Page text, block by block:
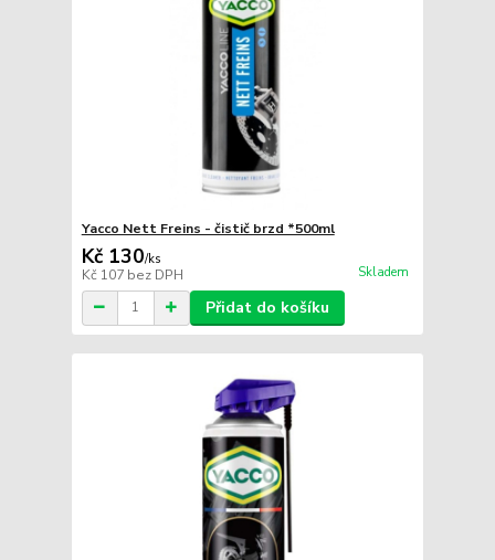
Yacco Nett Freins - čistič brzd *500ml
Kč 130/ks
Kč 107 bez DPH Skladem
Přidat do košíku